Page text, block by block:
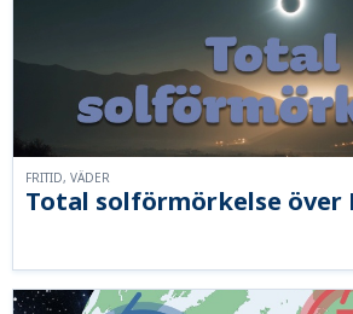
Total solförmörkelse över
FRITID, VÄDER